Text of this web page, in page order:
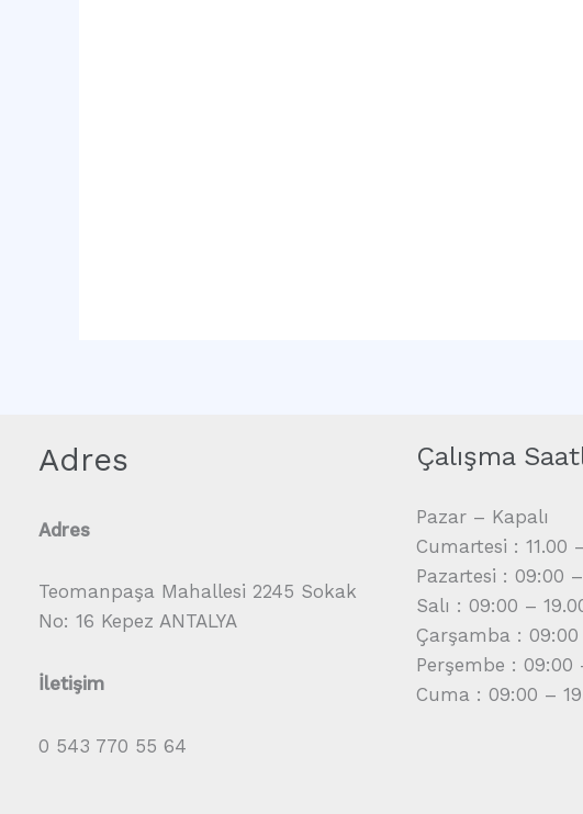
Adres
Adres
Teomanpaşa Mahallesi 2245 Sokak
No: 16 Kepez ANTALYA
İletişim
0 543 770 55 64
Çalışma
Pazar – Kapalı
Cumartesi : 11.00
Pazartesi : 09:00
Salı : 09:00 –
Çarşamba : 09:00
Perşembe : 09:00
Cuma : 09:00 –